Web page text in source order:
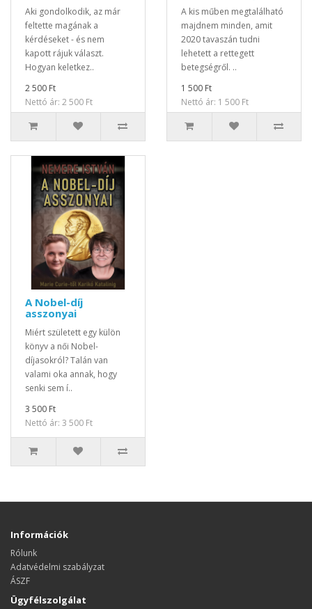
Aki gondolkodik, az már
feltette magának a
kérdéseket - és nem
kapott rájuk választ.
Hogyan keletkez..
2 500 Ft
Nettó ár: 2 500 Ft
A kis műben megtalálható
majdnem minden, amit
2020 tavaszán tudni
lehetett a rettegett
betegségről. ..
1 500 Ft
Nettó ár: 1 500 Ft
A Nobel-díj
asszonyai
Miért született egy külön
könyv a női Nobel-
díjasokról? Talán van
valami oka annak, hogy
senki sem í..
3 500 Ft
Nettó ár: 3 500 Ft
Információk
Rólunk
Adatvédelmi szabályzat
ÁSZF
Ügyfélszolgálat